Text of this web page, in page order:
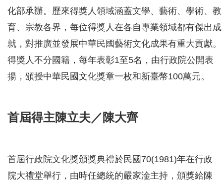
化部承辦。歷來得獎人領域涵蓋文學、藝術、學術、教
育、宗教各界，每位得獎人在各自專業領域都有傑出成
就，對推廣並發展中華民國藝術文化成果有重大貢獻。
得獎人不分國籍，每年表彰1至5名，由行政院公開表
揚，頒授中華民國文化獎章一枚和新臺幣100萬元。
首屆得主陳立夫／陳大齊
首屆行政院文化獎頒獎典禮於民國70(1981)年在行政
院大禮堂舉行，由時任總統的嚴家淦主持，頒獎給陳